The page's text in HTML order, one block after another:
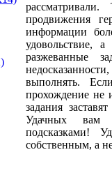
продвижения
информации
удовольствие,
разжеванные
выполнять.
прохождение не
задания
Удачных вам
подсказками!
собственным, а